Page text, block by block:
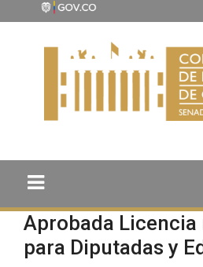
Aprobada
para Diputadas y